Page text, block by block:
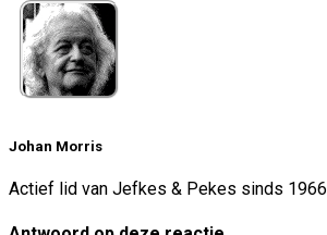
Johan Morris
Actief lid van Jefkes & Pekes sinds 1966